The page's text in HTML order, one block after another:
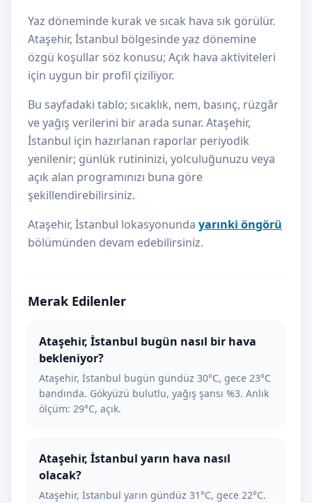
Yaz döneminde kurak ve sıcak hava sık görülür.
Ataşehir, İstanbul bölgesinde yaz dönemine
özgü koşullar söz konusu; Açık hava aktiviteleri
için uygun bir profil çiziliyor.
Bu sayfadaki tablo; sıcaklık, nem, basınç, rüzgâr
ve yağış verilerini bir arada sunar. Ataşehir,
İstanbul için hazırlanan raporlar periyodik
yenilenir; günlük rutininizi, yolculuğunuzu veya
açık alan programınızı buna göre
şekillendirebilirsiniz.
Ataşehir, İstanbul lokasyonunda yarınki öngörü
bölümünden devam edebilirsiniz.
Merak Edilenler
Ataşehir, İstanbul bugün nasıl bir hava
bekleniyor?
Ataşehir, İstanbul bugün gündüz 30°C, gece 23°C
bandında. Gökyüzü bulutlu, yağış şansı %3. Anlık
ölçüm: 29°C, açık.
Ataşehir, İstanbul yarın hava nasıl
olacak?
Ataşehir, İstanbul yarın gündüz 31°C, gece 22°C.